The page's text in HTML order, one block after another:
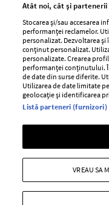
GSP
Unica
Baby
Retete
Pariază responsabil!
Jocurile de
Copyright ©
Atât noi, cât și
Stocarea și/sau accesarea
performanței reclamelor.
personalizat. Dezvoltarea
conținut personalizat.
personalizate. Crearea
performanței conținutului.
de date din surse diferite.
Utilizarea de date limitate
geolocație și identificarea
Listă parteneri (furnizori)
VREAU SA